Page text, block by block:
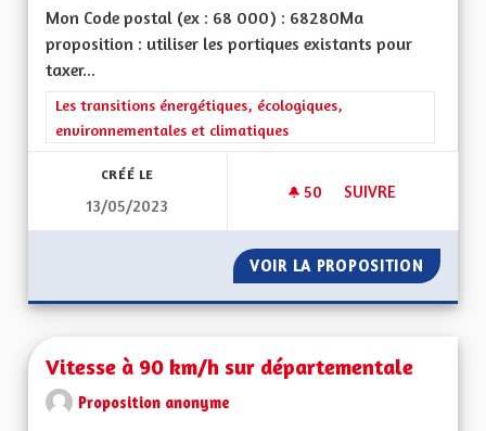
Mon Code postal (ex : 68 000) : 68280Ma
proposition : utiliser les portiques existants pour
taxer...
Filtrer les résultats de la catégorie : Les transitions
Les transitions énergétiques, écologiques,
environnementales et climatiques
CRÉÉ LE
13/05/2023
50 50 ABONNÉS
SUIVRE
VOIR LA PROPOSITION FAIRE
Vitesse à 90 km/h sur départementale
Proposition anonyme